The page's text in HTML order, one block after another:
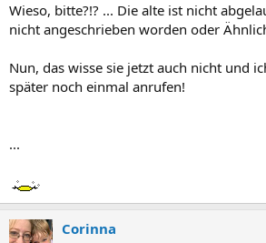
Wieso, bitte?!? ... Die alte ist nicht
nicht angeschrieben worden oder
Nun, das wisse sie jetzt auch nicht und
später noch einmal anrufen!
...
Corinna